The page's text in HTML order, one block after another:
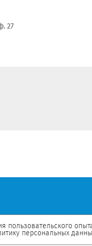
27
пользовательского
персональных